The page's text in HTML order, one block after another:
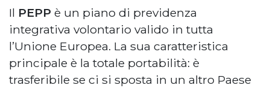
Il PEPP è un piano di previdenza
integrativa volontario valido in tutta
l’Unione Europea. La sua caratteristica
principale è la totale portabilità: è
trasferibile se ci si sposta in un altro Paese